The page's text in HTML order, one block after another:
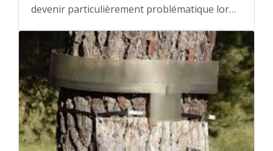
devenir particulièrement problématique lor…